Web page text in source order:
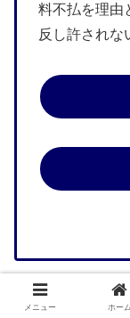
料不払を理由
反し許されな
メニュー ホーム